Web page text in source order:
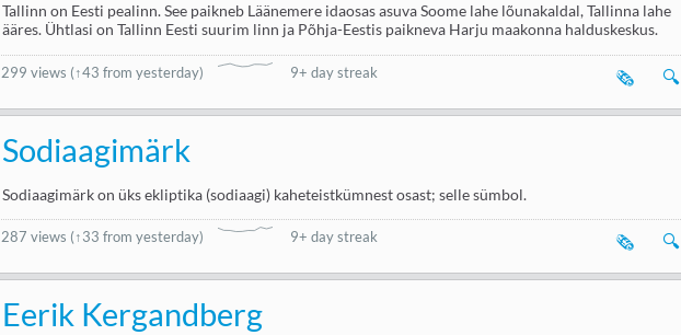
Tallinn on Eesti pealinn. See paikneb Läänemere idaosas asuva Soome lahe lõunakaldal, Tallinna lahe
ääres. Ühtlasi on Tallinn Eesti suurim linn ja Põhja-Eestis paikneva Harju maakonna halduskeskus.
299 views (↑43 from yesterday) 9+ day streak 🔍
🗞️
Sodiaagimärk
Sodiaagimärk on üks ekliptika (sodiaagi) kaheteistkümnest osast; selle sümbol.
287 views (↑33 from yesterday) 9+ day streak 🔍
🗞️
Eerik Kergandberg